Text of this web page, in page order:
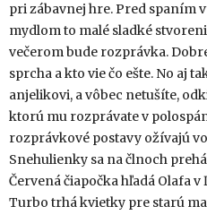
pri zábavnej hre. Pred spaním
mydlom to malé sladké
večerom bude rozprávka.
sprcha a kto vie čo ešte. No aj
anjelikovi, a vôbec netušíte,
ktorú mu rozprávate v
rozprávkové postavy ožívajú
Snehulienky sa na člnoch
Červená čiapočka hľadá Olafa
Turbo trhá kvietky pre starú